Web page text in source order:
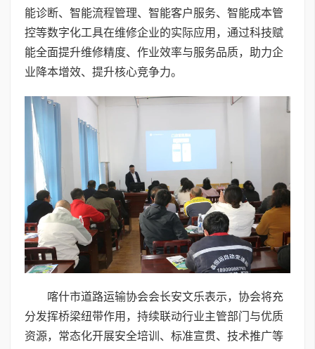
能诊断、智能流程管理、智能客户服务、智能成本管
控等数字化工具在维修企业的实际应用，通过科技赋
能全面提升维修精度、作业效率与服务品质，助力企
业降本增效、提升核心竞争力。
喀什市道路运输协会会长安文乐表示，协会将充
分发挥桥梁纽带作用，持续联动行业主管部门与优质
资源，常态化开展安全培训、标准宣贯、技术推广等